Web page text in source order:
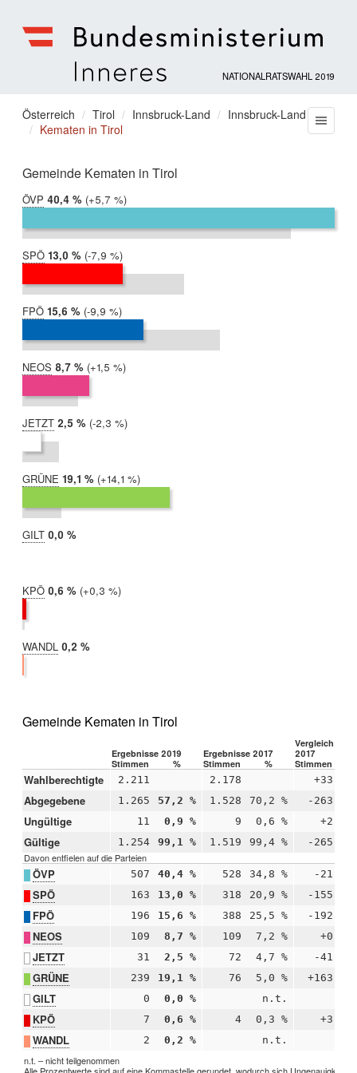
für
Inneres
NATIONALRATSWAHL 2019
Sie
befinden
hier:
Österreich Tirol Innsbruck-Land
Innsbruck-Land
Kematen in Tirol
Gemeinde Kematen in Tirol
ÖVP 2019:
40,4 %
2017:
34,8 %
Differenz:
+5,7 %
SPÖ 2019:
13,0 %
2017:
20,9 %
Differenz:
-7,9 %
FPÖ 2019:
15,6 %
2017:
25,5 %
Differenz:
-9,9 %
NEOS 2019:
8,7 %
2017:
7,2 %
Differenz:
+1,5 %
JETZT 2019:
2,5 %
2017:
4,7 %
Differenz:
-2,3 %
GRÜNE 2019:
19,1 %
2017:
5,0 %
Differenz:
+14,1 %
GILT 2019:
0,0 %
KPÖ 2019:
0,6 %
2017:
0,3 %
Differenz:
+0,3 %
WANDL 2019:
0,2 %
Gemeinde Kematen in Tirol
Ergebnisse 2019 Ergebnisse 2017
Vergleich
2017
Stimmen
% Stimmen % Stimmen
Wahlberechtigte 2.211 2.178 +33
Abgegebene 1.265 57,2 % 1.528 70,2 % -263
Ungültige 11 0,9 % 9 0,6 % +2
Gültige 1.254 99,1 % 1.519 99,4 % -265
Davon entfielen auf die Parteien
ÖVP 507 40,4 % 528 34,8 % -21
SPÖ 163 13,0 % 318 20,9 % -155
FPÖ 196 15,6 % 388 25,5 % -192
NEOS 109 8,7 % 109 7,2 % +0
JETZT 31 2,5 % 72 4,7 % -41
GRÜNE 239 19,1 % 76 5,0 % +163
GILT 0 0,0 % n.t.
KPÖ 7 0,6 % 4 0,3 % +3
WANDL 2 0,2 % n.t.
n.t. – nicht teilgenommen